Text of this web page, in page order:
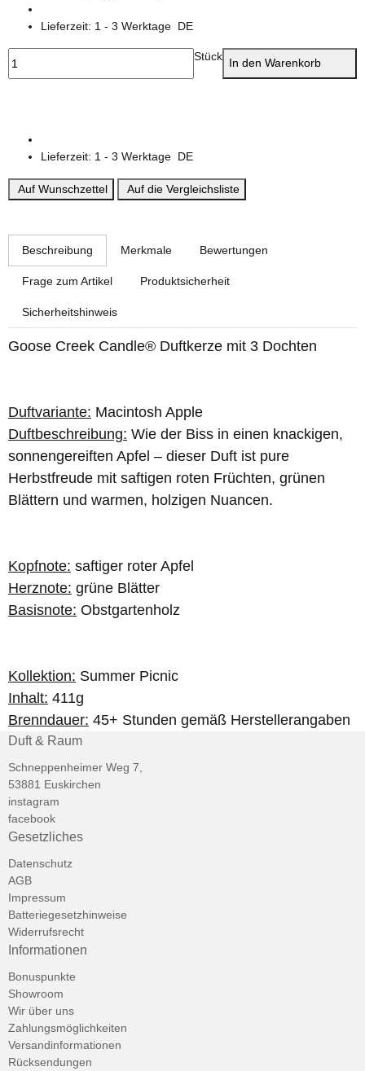
Lieferzeit: 1 - 3 Werktage DE
Stück In den Warenkorb
Lieferzeit: 1 - 3 Werktage DE
Auf Wunschzettel Auf die Vergleichsliste
Beschreibung Merkmale Bewertungen
Frage zum Artikel Produktsicherheit
Sicherheitshinweis
Goose Creek Candle® Duftkerze mit 3 Dochten
Duftvariante: Macintosh Apple
Duftbeschreibung: Wie der Biss in einen knackigen,
sonnengereiften Apfel – dieser Duft ist pure
Herbstfreude mit saftigen roten Früchten, grünen
Blättern und warmen, holzigen Nuancen.
Kopfnote: saftiger roter Apfel
Herznote: grüne Blätter
Basisnote: Obstgartenholz
Kollektion: Summer Picnic
Inhalt: 411g
Brenndauer: 45+ Stunden gemäß Herstellerangaben
Duft & Raum
Schneppenheimer Weg 7,
53881 Euskirchen
instagram
facebook
Gesetzliches
Datenschutz
AGB
Impressum
Batteriegesetzhinweise
Widerrufsrecht
Informationen
Bonuspunkte
Showroom
Wir über uns
Zahlungsmöglichkeiten
Versandinformationen
Rücksendungen